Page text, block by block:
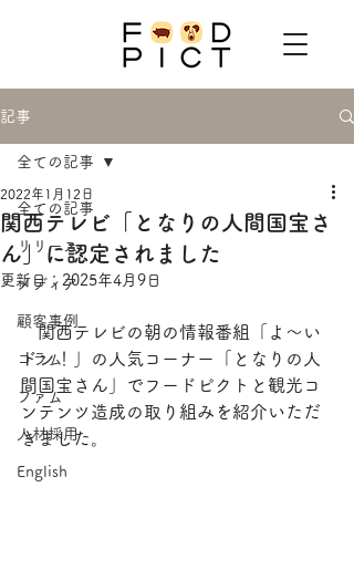
記事
全ての記事
リリース
メディア
顧客事例
コラム
ファム
人材採用
English
全ての記事
関西テレビ「となりの人間国宝さ
ん」に認定されました
2022年1月12日
更新日： 2025年4月9日
関西テレビの朝の情報番組「よ〜い
ドン！」の人気コーナー「となりの人
間国宝さん」でフードピクトと観光コ
ンテンツ造成の取り組みを紹介いただ
きました。